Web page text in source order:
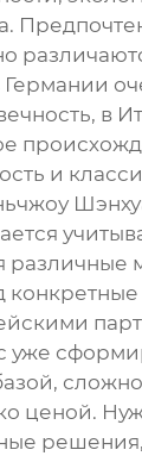
в
и
различные
уже
сложно
ценой.
решения,